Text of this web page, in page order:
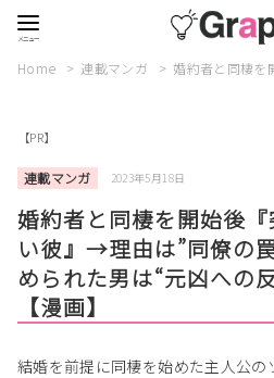
Home 連載マンガ 婚約者と同棲を
【PR】
連載マンガ 2023年5月18日
婚約者と同棲を開始後
い彼』→理由は”同僚の
められた男は“元凶への
【漫画】
結婚を前提に同棲を始めた主人公の